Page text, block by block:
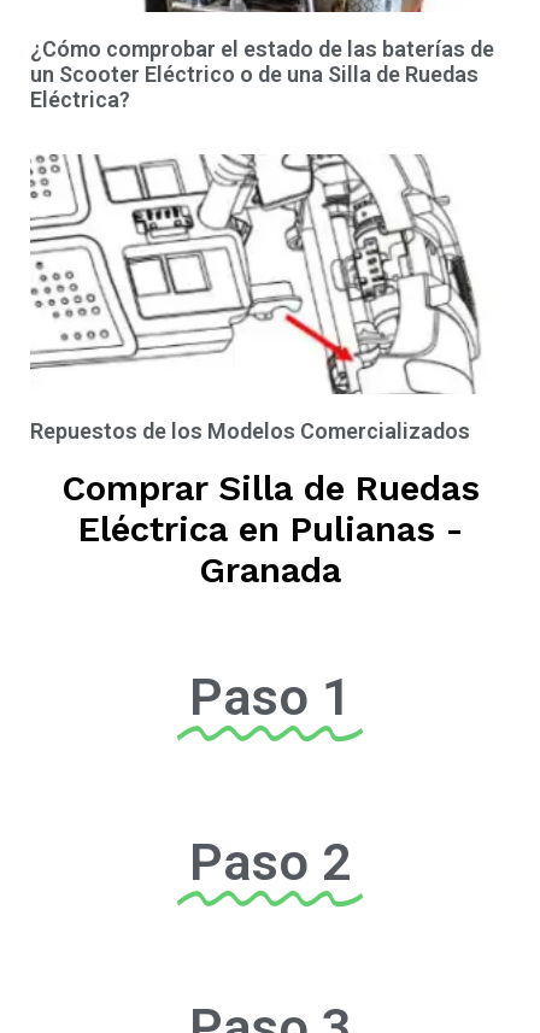
¿Cómo comprobar el estado de las baterías de
un Scooter Eléctrico o de una Silla de Ruedas
Eléctrica?
Repuestos de los Modelos Comercializados
Comprar Silla de Ruedas
Eléctrica en Pulianas -
Granada
Paso 1
Paso 2